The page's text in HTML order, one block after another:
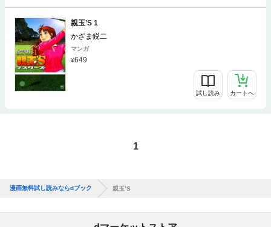
親玉’S 1
かざま鋭二
マンガ
649
試し読み カートへ
1
漫画無料試し読みならdブック 親玉’S